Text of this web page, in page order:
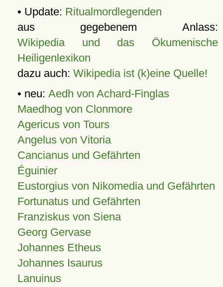
• Update: Ritualmordlegenden
aus gegebenem Anlass:
Wikipedia und das Ökumenische
Heiligenlexikon
dazu auch: Wikipedia ist (k)eine Quelle!
• neu: Aedh von Achard-Finglas
Maedhog von Clonmore
Agericus von Tours
Angelus von Vitoria
Cancianus und Gefährten
Éguinier
Eustorgius von Nikomedia und Gefährten
Fortunatus und Gefährten
Franziskus von Siena
Georg Gervase
Johannes Etheus
Johannes Isaurus
Lanuinus